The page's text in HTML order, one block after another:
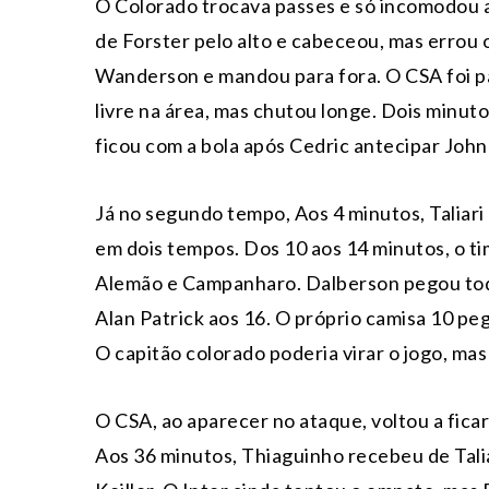
O Colorado trocava passes e só
de Forster pelo alto e cabeceou, mas
Wanderson e mandou para fora. O CSA foi
livre na área, mas chutou longe. Dois
ficou com a bola após Cedric antecipar
Já no segundo tempo, Aos 4 minutos,
em dois tempos. Dos 10 aos 14 minutos, o
Alemão e Campanharo. Dalberson pegou
Alan Patrick aos 16. O próprio camisa 10
O capitão colorado poderia virar o jogo,
O CSA, ao aparecer no ataque, voltou a
Aos 36 minutos, Thiaguinho recebeu de